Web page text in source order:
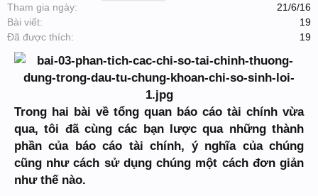
Tham gia ngày:
21/6/16
Bài viết:
19
Đã được thích:
19
Trong hai bài về tổng quan báo cáo tài chính vừa
qua, tôi đã cùng các bạn lược qua những thành
phần của báo cáo tài chính, ý nghĩa của chúng
cũng như cách sử dụng chúng một cách đơn giản
như thế nào.